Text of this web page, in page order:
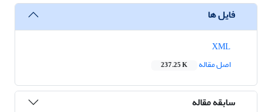
فایل ها
اصل مقاله
237.25 K
سابقه مقاله